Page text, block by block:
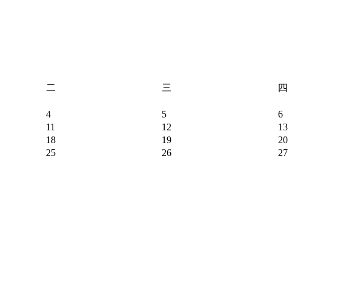
二 三 四
4 5
6
11 12
13
18 19
20
25 26
27